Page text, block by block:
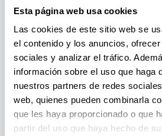
Esta página web usa cookies
Las cookies de este sitio web se
el contenido y los anuncios,
sociales y analizar el tráfico.
información sobre el uso que haga
nuestros partners de redes
web, quienes pueden combinarla
que les haya proporcionado o que
partir del uso que haya hecho de